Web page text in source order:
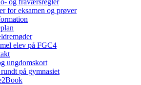
og fraværsregler
for eksamen og prøver
elev på FGC4
ungdomskort
på gymnasiet